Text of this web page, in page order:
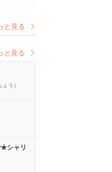
と見る
と見る
う）
シャリ